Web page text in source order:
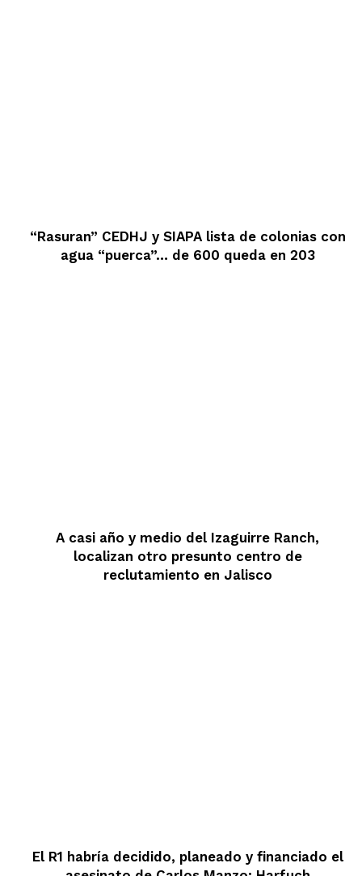
“Rasuran” CEDHJ y SIAPA lista de colonias con
agua “puerca”… de 600 queda en 203
A casi año y medio del Izaguirre Ranch,
localizan otro presunto centro de
reclutamiento en Jalisco
El R1 habría decidido, planeado y financiado el